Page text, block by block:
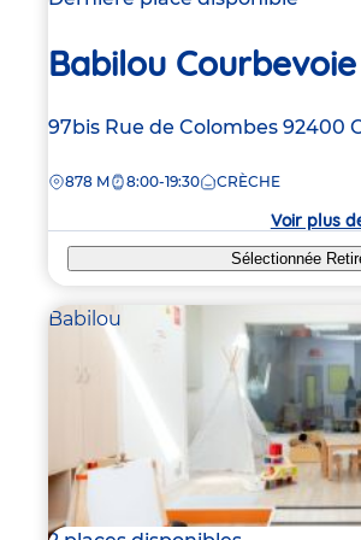
Babilou
Adresse
la
97bis Rue de Colombes 92400
DISTANCE
878 M 8:00-19:30 CRÈCHE
Voir plus
Sélectionnée
Babilou